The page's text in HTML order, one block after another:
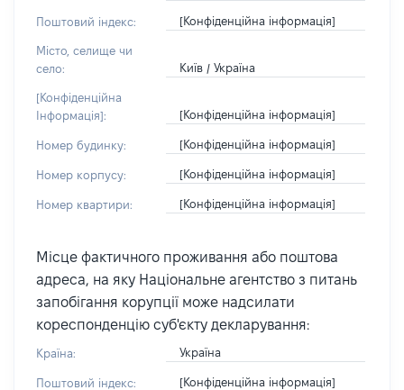
Поштовий індекс: [Конфіденційна інформація]
Місто, селище чи
село:
Київ / Україна
[Конфіденційна
Інформація]:
[Конфіденційна інформація]
Номер будинку: [Конфіденційна інформація]
Номер корпусу: [Конфіденційна інформація]
Номер квартири: [Конфіденційна інформація]
Місце фактичного проживання або поштова
адреса, на яку Національне агентство з питань
запобігання корупції може надсилати
кореспонденцію суб'єкту декларування:
Країна: Україна
Поштовий індекс: [Конфіденційна інформація]